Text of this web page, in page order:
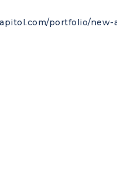
portfolio/new-